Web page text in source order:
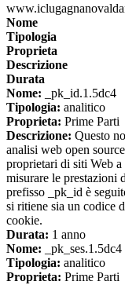
Nome
Tipologia
Proprieta
Descrizione
Durata
Nome: _pk_id.1.5dc4
Tipologia: analitico
Proprieta: Prime Parti
Descrizione: Questo
analisi web open
proprietari di siti Web
misurare le prestazioni
prefisso _pk_id è
si ritiene sia un codice
cookie.
Durata: 1 anno
Nome: _pk_ses.1.5dc4
Tipologia: analitico
Proprieta: Prime Parti